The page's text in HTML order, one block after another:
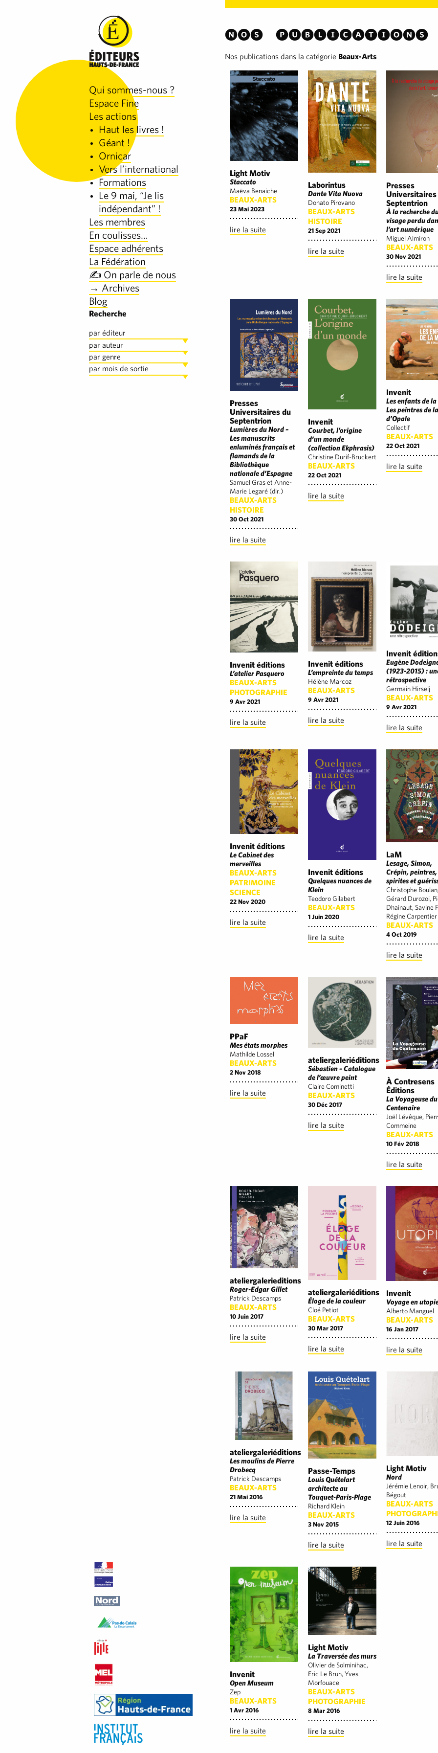
Qui sommes-nous ?
Espace Fine
Les actions
Haut les livres !
Géant !
Ornicar
Vers l’international
Formations
Le 9 mai, “Je lis
indépendant” !
Les membres
En coulisses…
Espace adhérents
La Fédération
✍️ On parle de nous
→ Archives
Blog
Recherche
par éditeur
par auteur
par genre
par mois de sortie
Nos publications
Nos publications dans la catégorie Beaux-Arts
Light Motiv
Staccato
Maëva Benaiche
BEAUX-ARTS
23 Mai 2023
lire la suite
Laborintus
Dante Vita Nuova
Donato Pirovano
BEAUX-ARTS
HISTOIRE
21 Sep 2021
lire la suite
Presses
Universitaires
Septentrion
À la recherche
visage perdu
l’art numérique
Miguel Almiron
BEAUX-ARTS
30 Nov 2021
lire la suite
Presses
Universitaires du
Septentrion
Lumières du Nord –
Les manuscrits
enluminés français et
flamands de la
Bibliothèque
nationale d’Espagne
Samuel Gras et Anne-
Marie Legaré (dir.)
BEAUX-ARTS
HISTOIRE
30 Oct 2021
lire la suite
Invenit
Courbet, l’origine
d’un monde
(collection Ekphrasis)
Christine Durif-Bruckert
BEAUX-ARTS
22 Oct 2021
lire la suite
Invenit
Les enfants de
Les peintres de
d’Opale
Collectif
BEAUX-ARTS
22 Oct 2021
lire la suite
Invenit éditions
L’atelier Pasquero
BEAUX-ARTS
PHOTOGRAPHIE
9 Avr 2021
lire la suite
Invenit éditions
L’empreinte du temps
Hélène Marcoz
BEAUX-ARTS
9 Avr 2021
lire la suite
Invenit
Eugène
(1923-2015) :
rétrospective
Germain Hirselj
BEAUX-ARTS
9 Avr 2021
lire la suite
Invenit éditions
Le Cabinet des
merveilles
BEAUX-ARTS
PATRIMOINE
SCIENCE
22 Nov 2020
lire la suite
Invenit éditions
Quelques nuances de
Klein
Teodoro Gilabert
BEAUX-ARTS
1 Juin 2020
lire la suite
LaM
Lesage, Simon,
Crépin, peintres,
spirites et
Christophe
Gérard Durozoi,
Dhainaut, Savine
Régine Carpentier
BEAUX-ARTS
4 Oct 2019
lire la suite
PPaF
Mes états morphes
Mathilde Lossel
BEAUX-ARTS
2 Nov 2018
lire la suite
ateliergaleriéditions
Sébastien – Catalogue
de l’œuvre peint
Claire Cominetti
BEAUX-ARTS
30 Déc 2017
lire la suite
À Contresens
Éditions
La Voyageuse du
Centenaire
Joël Lévêque,
Commeine
BEAUX-ARTS
10 Fév 2018
lire la suite
ateliergalerieditions
Roger-Edgar Gillet
Patrick Descamps
BEAUX-ARTS
10 Juin 2017
lire la suite
ateliergaleriéditions
Éloge de la couleur
Cloé Petiot
BEAUX-ARTS
30 Mar 2017
lire la suite
Invenit
Voyage en
Alberto Manguel
BEAUX-ARTS
16 Jan 2017
lire la suite
ateliergaleriéditions
Les moulins de Pierre
Drobecq
Patrick Descamps
BEAUX-ARTS
21 Mai 2016
lire la suite
Passe-Temps
Louis Quételart
architecte au
Touquet-Paris-Plage
Richard Klein
BEAUX-ARTS
3 Nov 2015
lire la suite
Light Motiv
Nord
Jérémie Lenoir,
Bégout
BEAUX-ARTS
12 Juin 2016
lire la suite
Invenit
Open Museum
Zep
BEAUX-ARTS
1 Avr 2016
lire la suite
Light Motiv
La Traversée des murs
Olivier de Solminihac,
Eric Le Brun, Yves
Morfouace
BEAUX-ARTS
PHOTOGRAPHIE
8 Mar 2016
lire la suite